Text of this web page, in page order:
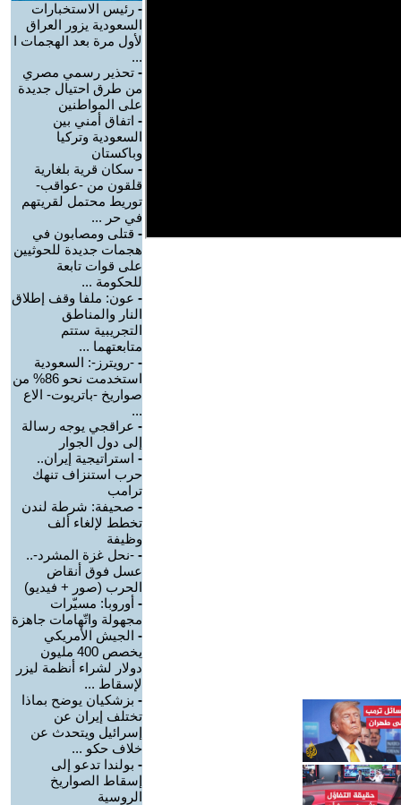
- رئيس الاستخبارات
السعودية يزور العراق
لأول مرة بعد الهجمات ا
...
- تحذير رسمي مصري
من طرق احتيال جديدة
على المواطنين
- اتفاق أمني بين
السعودية وتركيا
وباكستان
- سكان قرية بلغارية
قلقون من -عواقب-
توريط محتمل لقريتهم
في حر ...
- قتلى ومصابون في
هجمات جديدة للحوثيين
على قوات تابعة
للحكومة ...
- عون: ملفا وقف إطلاق
النار والمناطق
التجريبية ستتم
متابعتهما ...
- -رويترز-: السعودية
استخدمت نحو 86% من
صواريخ -باتريوت- الاع
...
- عراقجي يوجه رسالة
إلى دول الجوار
- استراتيجية إيران..
حرب استنزاف تنهك
ترامب
- صحيفة: شرطة لندن
تخطط لإلغاء ألف
وظيفة
- -نحل غزة المشرد-..
عسل فوق أنقاض
الحرب (صور + فيديو)
- أوروبا: مسيّرات
مجهولة واتّهامات جاهزة
- الجيش الأمريكي
يخصص 400 مليون
دولار لشراء أنظمة ليزر
لإسقاط ...
- بزشكيان يوضح بماذا
تختلف إيران عن
إسرائيل ويتحدث عن
خلاف حكو ...
- بولندا تدعو إلى
إسقاط الصواريخ
الروسية